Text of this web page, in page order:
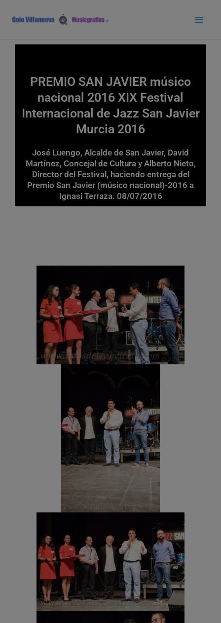
contenido
PREMIO SAN JAVIER músico
nacional 2016 XIX Festival
Internacional de Jazz San Javier
Murcia 2016
José Luengo, Alcalde de San Javier, David
Martínez, Concejal de Cultura y Alberto Nieto,
Director del Festival, haciendo entrega del
Premio San Javier (músico nacional)-2016 a
Ignasi Terraza. 08/07/2016